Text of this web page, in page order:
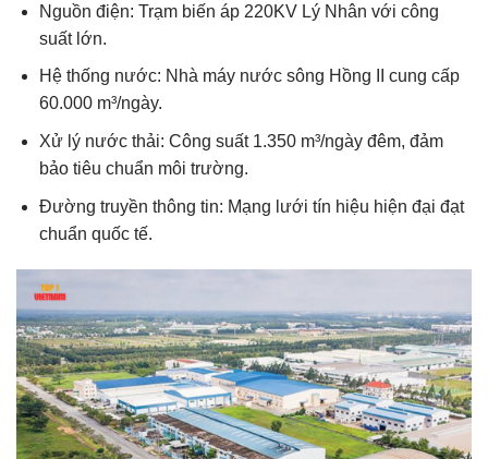
Nguồn điện: Trạm biến áp 220KV Lý Nhân với công
suất lớn.
Hệ thống nước: Nhà máy nước sông Hồng II cung cấp
60.000 m³/ngày.
Xử lý nước thải: Công suất 1.350 m³/ngày đêm, đảm
bảo tiêu chuẩn môi trường.
Đường truyền thông tin: Mạng lưới tín hiệu hiện đại đạt
chuẩn quốc tế.